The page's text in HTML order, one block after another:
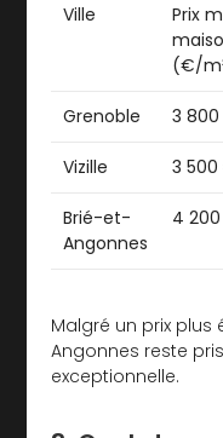
Ville
Prix
(€/
Grenoble 3
Vizille 3
Brié-et-
Angonnes
4
Malgré un prix plus
Angonnes reste
exceptionnelle.